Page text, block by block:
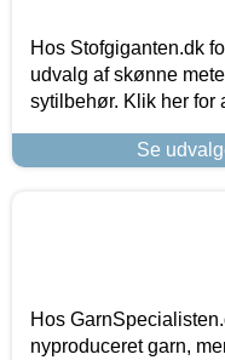
Hos Stofgiganten.dk
udvalg af skønne
sytilbehør. Klik her for
Se
Hos
nyproduceret garn,